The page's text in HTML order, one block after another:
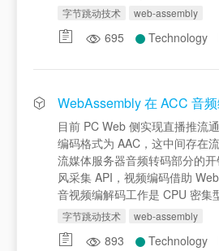
字节跳动技术 web-assembly
695 Technology
WebAssembly 在 ACC 音
目前 PC Web 侧实现直播推流
编码格式为 AAC，这中间存在
流媒体服务器音频转码部分的
风采集 API，视频编码借助
音视频编解码工作是 CPU 密
字节跳动技术 web-assembly
893 Technology